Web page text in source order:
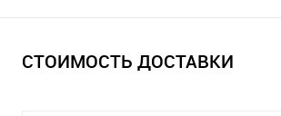
СТОИМОСТЬ ДОСТАВКИ